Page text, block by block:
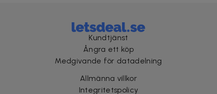
Kundtjänst
Ångra ett köp
Medgivande för datadelning
Allmänna villkor
Integritetspolicy